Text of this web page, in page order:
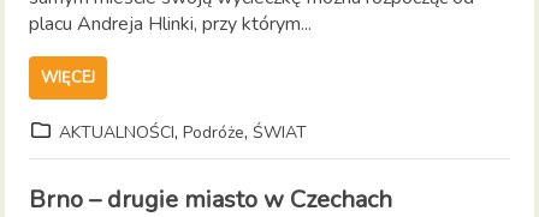
placu Andreja Hlinki, przy którym...
WIĘCEJ
AKTUALNOŚCI,Podróże,ŚWIAT
Brno – drugie miasto w Czechach